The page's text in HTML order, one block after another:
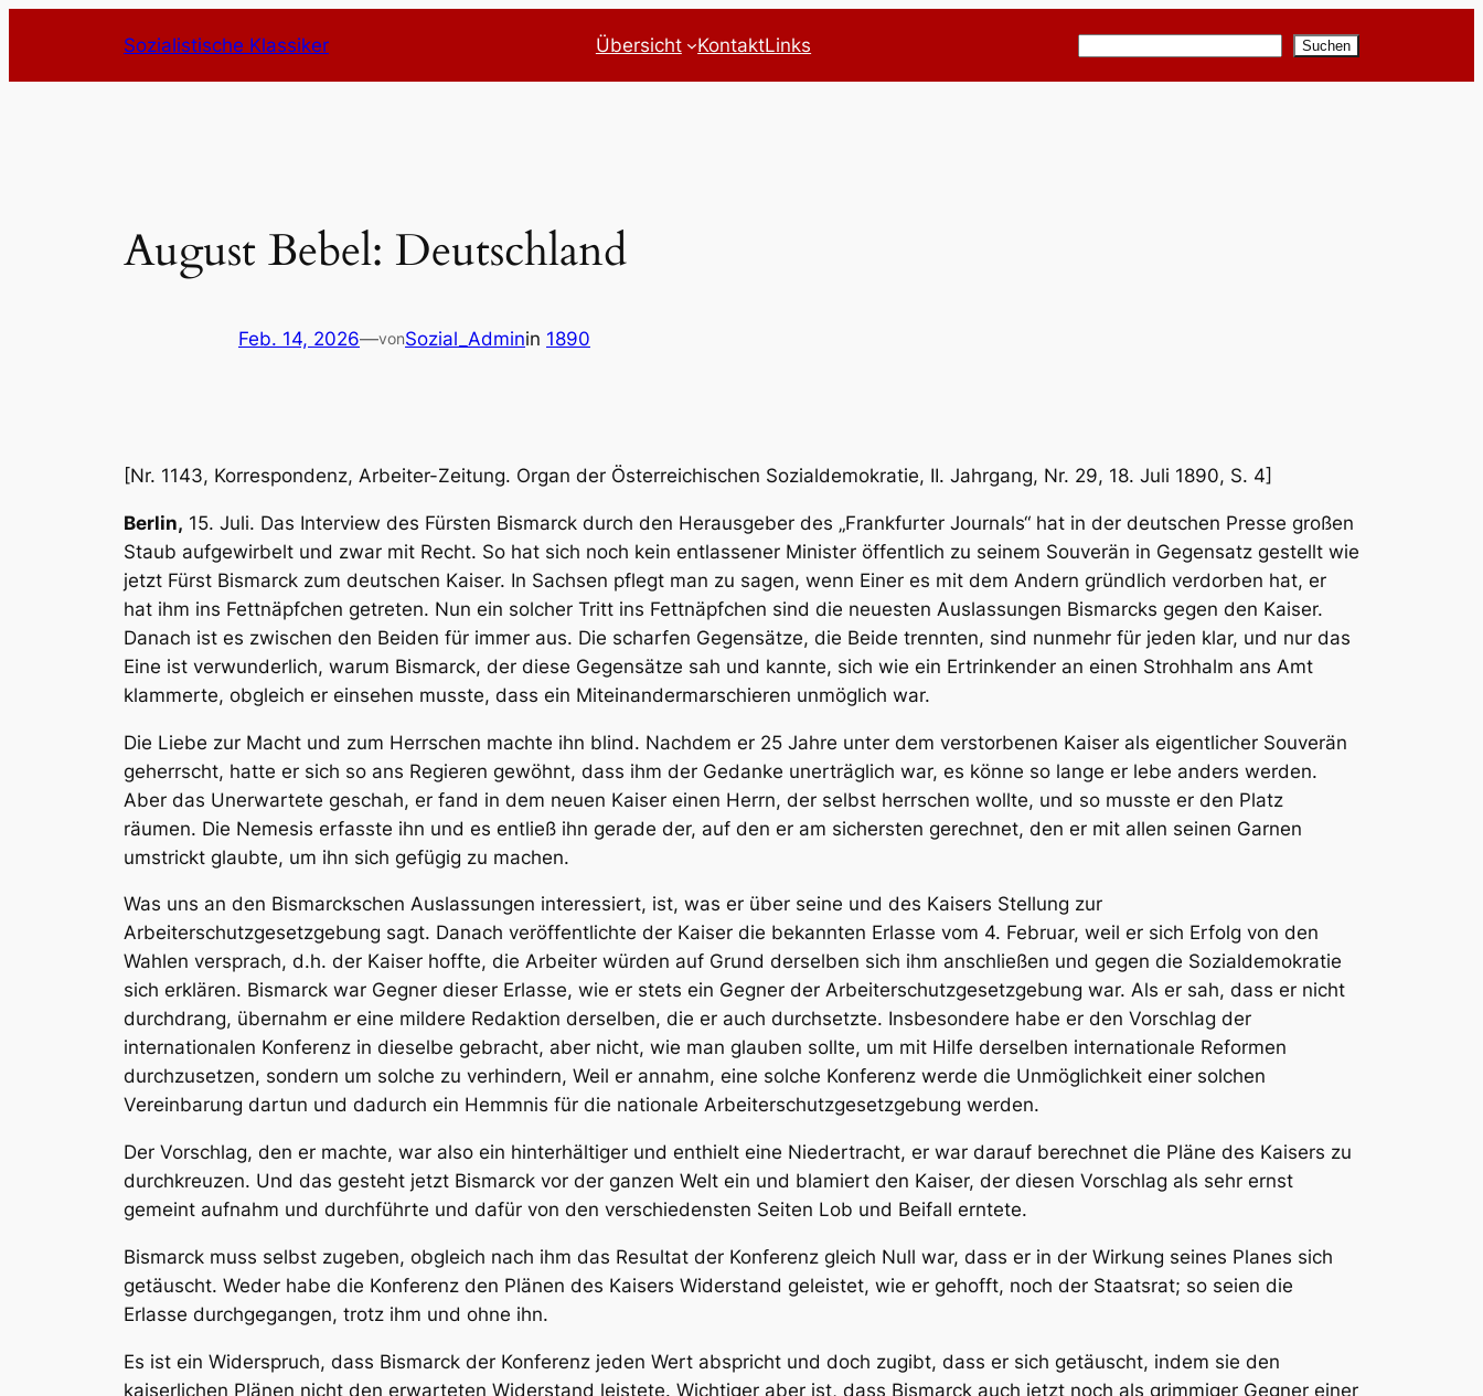
springen
Sozialistische Klassiker Übersicht KontaktLinks Suchen
August Bebel: Deutschland
Feb. 14, 2026—vonSozial_Adminin 1890
[Nr. 1143, Korrespondenz, Arbeiter-Zeitung. Organ der Österreichischen Sozialdemokratie, II. Jahrgang, Nr. 29, 18. Juli 1890, S. 4]
Berlin, 15. Juli. Das Interview des Fürsten Bismarck durch den Herausgeber des „Frankfurter Journals“ hat in der deutschen Presse großen
Staub aufgewirbelt und zwar mit Recht. So hat sich noch kein entlassener Minister öffentlich zu seinem Souverän in Gegensatz gestellt wie
jetzt Fürst Bismarck zum deutschen Kaiser. In Sachsen pflegt man zu sagen, wenn Einer es mit dem Andern gründlich verdorben hat, er
hat ihm ins Fettnäpfchen getreten. Nun ein solcher Tritt ins Fettnäpfchen sind die neuesten Auslassungen Bismarcks gegen den Kaiser.
Danach ist es zwischen den Beiden für immer aus. Die scharfen Gegensätze, die Beide trennten, sind nunmehr für jeden klar, und nur das
Eine ist verwunderlich, warum Bismarck, der diese Gegensätze sah und kannte, sich wie ein Ertrinkender an einen Strohhalm ans Amt
klammerte, obgleich er einsehen musste, dass ein Miteinandermarschieren unmöglich war.
Die Liebe zur Macht und zum Herrschen machte ihn blind. Nachdem er 25 Jahre unter dem verstorbenen Kaiser als eigentlicher Souverän
geherrscht, hatte er sich so ans Regieren gewöhnt, dass ihm der Gedanke unerträglich war, es könne so lange er lebe anders werden.
Aber das Unerwartete geschah, er fand in dem neuen Kaiser einen Herrn, der selbst herrschen wollte, und so musste er den Platz
räumen. Die Nemesis erfasste ihn und es entließ ihn gerade der, auf den er am sichersten gerechnet, den er mit allen seinen Garnen
umstrickt glaubte, um ihn sich gefügig zu machen.
Was uns an den Bismarckschen Auslassungen interessiert, ist, was er über seine und des Kaisers Stellung zur
Arbeiterschutzgesetzgebung sagt. Danach veröffentlichte der Kaiser die bekannten Erlasse vom 4. Februar, weil er sich Erfolg von den
Wahlen versprach, d.h. der Kaiser hoffte, die Arbeiter würden auf Grund derselben sich ihm anschließen und gegen die Sozialdemokratie
sich erklären. Bismarck war Gegner dieser Erlasse, wie er stets ein Gegner der Arbeiterschutzgesetzgebung war. Als er sah, dass er nicht
durchdrang, übernahm er eine mildere Redaktion derselben, die er auch durchsetzte. Insbesondere habe er den Vorschlag der
internationalen Konferenz in dieselbe gebracht, aber nicht, wie man glauben sollte, um mit Hilfe derselben internationale Reformen
durchzusetzen, sondern um solche zu verhindern, Weil er annahm, eine solche Konferenz werde die Unmöglichkeit einer solchen
Vereinbarung dartun und dadurch ein Hemmnis für die nationale Arbeiterschutzgesetzgebung werden.
Der Vorschlag, den er machte, war also ein hinterhältiger und enthielt eine Niedertracht, er war darauf berechnet die Pläne des Kaisers zu
durchkreuzen. Und das gesteht jetzt Bismarck vor der ganzen Welt ein und blamiert den Kaiser, der diesen Vorschlag als sehr ernst
gemeint aufnahm und durchführte und dafür von den verschiedensten Seiten Lob und Beifall erntete.
Bismarck muss selbst zugeben, obgleich nach ihm das Resultat der Konferenz gleich Null war, dass er in der Wirkung seines Planes sich
getäuscht. Weder habe die Konferenz den Plänen des Kaisers Widerstand geleistet, wie er gehofft, noch der Staatsrat; so seien die
Erlasse durchgegangen, trotz ihm und ohne ihn.
Es ist ein Widerspruch, dass Bismarck der Konferenz jeden Wert abspricht und doch zugibt, dass er sich getäuscht, indem sie den
kaiserlichen Plänen nicht den erwarteten Widerstand leistete. Wichtiger aber ist, dass Bismarck auch jetzt noch als grimmiger Gegner einer